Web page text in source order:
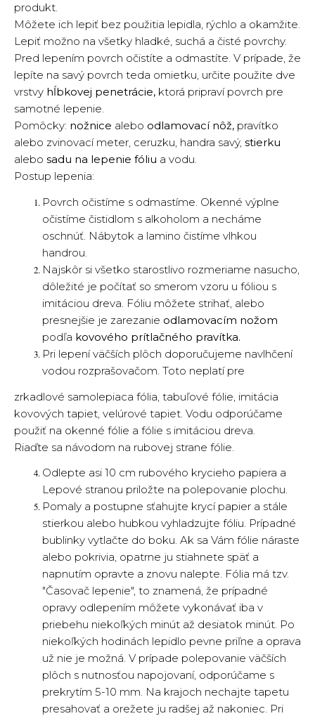
produkt.
Môžete ich lepiť bez použitia lepidla, rýchlo a okamžite.
Lepiť možno na všetky hladké, suchá a čisté povrchy.
Pred lepením povrch očistíte a odmastíte. V prípade, že
lepíte na savý povrch teda omietku, určite použite dve
vrstvy hĺbkovej penetrácie, ktorá pripraví povrch pre
samotné lepenie.
Pomôcky: nožnice alebo odlamovací nôž, pravítko
alebo zvinovací meter, ceruzku, handra savý, stierku
alebo sadu na lepenie fóliu a vodu.
Postup lepenia:
Povrch očistíme s odmastíme. Okenné výplne
očistíme čistidlom s alkoholom a necháme
oschnúť. Nábytok a lamino čistíme vlhkou
handrou.
Najskôr si všetko starostlivo rozmeriame nasucho,
dôležité je počítať so smerom vzoru u fóliou s
imitáciou dreva. Fóliu môžete strihať, alebo
presnejšie je zarezanie odlamovacím nožom
podľa kovového prítlačného pravítka.
Pri lepení väčších plôch doporučujeme navlhčení
vodou rozprašovačom. Toto neplatí pre
zrkadlové samolepiaca fólia, tabuľové fólie, imitácia
kovových tapiet, velúrové tapiet. Vodu odporúčame
použiť na okenné fólie a fólie s imitáciou dreva.
Riaďte sa návodom na rubovej strane fólie.
Odlepte asi 10 cm rubového krycieho papiera a
Lepové stranou priložte na polepovanie plochu.
Pomaly a postupne sťahujte krycí papier a stále
stierkou alebo hubkou vyhladzujte fóliu. Prípadné
bublinky vytlačte do boku. Ak sa Vám fólie náraste
alebo pokrivia, opatrne ju stiahnete späť a
napnutím opravte a znovu nalepte. Fólia má tzv.
"Časovač lepenie", to znamená, že prípadné
opravy odlepením môžete vykonávať iba v
priebehu niekoľkých minút až desiatok minút. Po
niekoľkých hodinách lepidlo pevne priľne a oprava
už nie je možná. V prípade polepovanie väčších
plôch s nutnosťou napojovaní, odporúčame s
prekrytím 5-10 mm. Na krajoch nechajte tapetu
presahovať a orežete ju radšej až nakoniec. Pri